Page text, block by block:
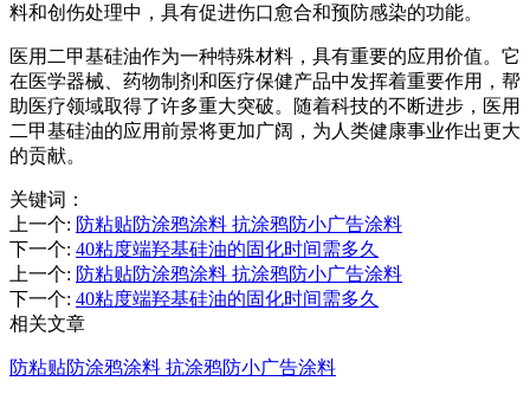
料和创伤处理中，具有促进伤口愈合和预防感染的功能。
医用二甲基硅油作为一种特殊材料，具有重要的应用价值。它
在医学器械、药物制剂和医疗保健产品中发挥着重要作用，帮
助医疗领域取得了许多重大突破。随着科技的不断进步，医用
二甲基硅油的应用前景将更加广阔，为人类健康事业作出更大
的贡献。
关键词：
上一个: 防粘贴防涂鸦涂料 抗涂鸦防小广告涂料
下一个: 40粘度端羟基硅油的固化时间需多久
上一个: 防粘贴防涂鸦涂料 抗涂鸦防小广告涂料
下一个: 40粘度端羟基硅油的固化时间需多久
相关文章
防粘贴防涂鸦涂料 抗涂鸦防小广告涂料